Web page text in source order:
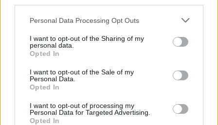
Personal Data Processing Opt Outs
I want to opt-out of the Sharing of my
personal data.
Opted In
I want to opt-out of the Sale of my
Personal Data.
Opted In
I want to opt-out of processing my
Personal Data for Targeted Advertising.
Opted In